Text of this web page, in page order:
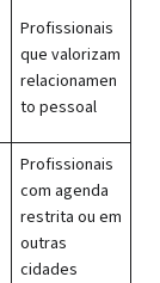
Profissionais
que valorizam
relacionamen
to pessoal
Profissionais
com agenda
restrita ou em
outras
cidades